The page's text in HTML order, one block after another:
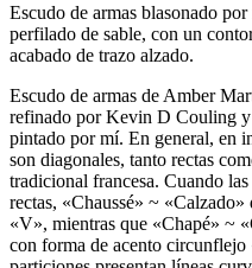
Escudo de armas blasonado
perfilado de sable, con un
acabado de trazo alzado.
Escudo de armas de Amber
refinado por Kevin D Couling
pintado por mí. En general, en
son diagonales, tanto rectas
tradicional francesa. Cuando
rectas, «Chaussé» ~ «Calzado»
«V», mientras que «Chapé» ~ «
con forma de acento circunflejo